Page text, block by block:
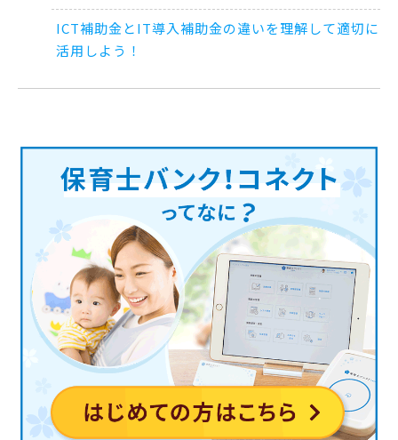
ICT補助金とIT導入補助金の違いを理解して適切に
活用しよう！